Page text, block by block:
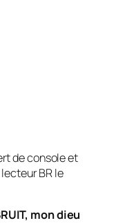
de console et
BR le
mon dieu